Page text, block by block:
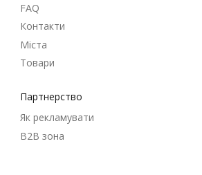
FAQ
Контакти
Міста
Товари
Партнерство
Як рекламувати
B2B зона